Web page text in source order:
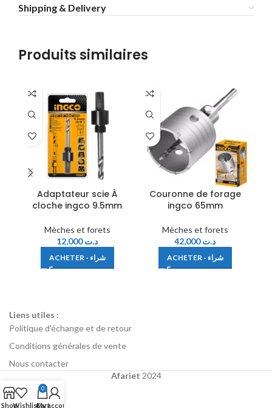
Shipping & Delivery
Produits similaires
Adaptateur scie À
cloche ingco 9.5mm
Mèches et forets
د.ت12,000
ACHETER - شراء
Couronne de forage
ingco 65mm
Mèches et forets
د.ت42,000
ACHETER - شراء
Liens utiles :
Politique d'échange et de retour
Conditions générales de vente
Nous contacter
Afariet 2024
ShopWishlist
0
Cart
My account